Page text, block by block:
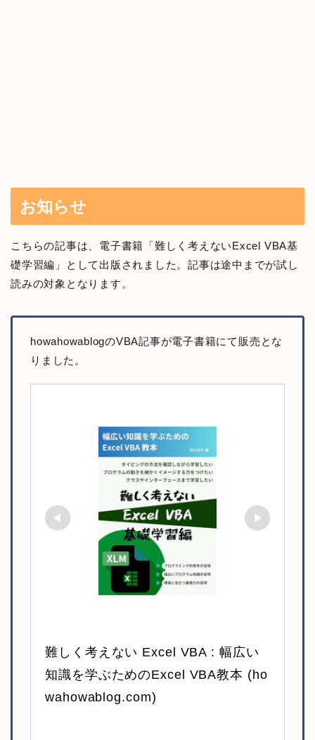
お知らせ
こちらの記事は、電子書籍「難しく考えないExcel VBA基
礎学習編」として出版されました。記事は途中までが試し
読みの対象となります。
howahowablogのVBA記事が電子書籍にて販売とな
りました。
難しく考えない Excel VBA : 幅広い
知識を学ぶためのExcel VBA教本 (ho
wahowablog.com)